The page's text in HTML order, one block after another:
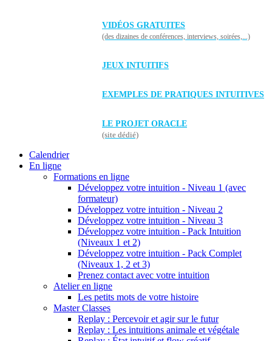
VIDÉOS GRATUITES
(des dizaines de conférences, interviews, soirées,...)
JEUX INTUITIFS
EXEMPLES DE PRATIQUES INTUITIVES
LE PROJET ORACLE
(site dédié)
Calendrier
En ligne
Formations en ligne
Développez votre intuition - Niveau 1 (avec
formateur)
Développez votre intuition - Niveau 2
Développez votre intuition - Niveau 3
Développez votre intuition - Pack Intuition
(Niveaux 1 et 2)
Développez votre intuition - Pack Complet
(Niveaux 1, 2 et 3)
Prenez contact avec votre intuition
Atelier en ligne
Les petits mots de votre histoire
Master Classes
Replay : Percevoir et agir sur le futur
Replay : Les intuitions animale et végétale